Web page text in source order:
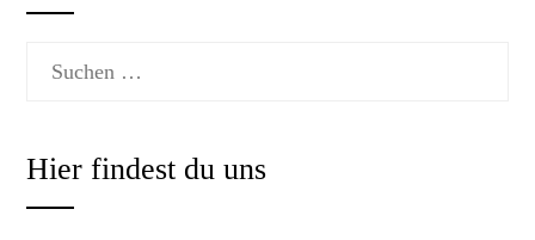
Hier findest du uns